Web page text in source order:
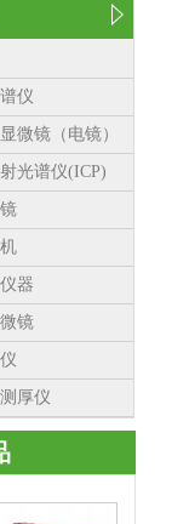
仪
微镜（电镜）
光谱仪(ICP)
器
镜
厚仪